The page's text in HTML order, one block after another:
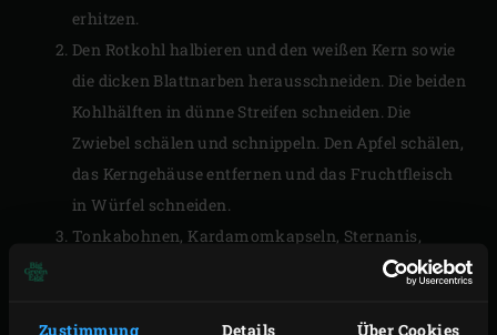
Zustimmung Details Über Cookies
erhitzen.
Den Rotkohl halbieren und den weißen Kern sowie
die dicken Blattnarben herausschneiden. Die beiden
Kohlhälften in dünne Streifen schneiden. Die
Zwiebel schälen und schnippeln. Den Apfel schälen,
das Kerngehäuse entfernen und das Fruchtfleisch
in Würfel schneiden.
Tonkabohnen, Kardamomkapseln, Sternanis,
Gewürznelken und Wacholderbeeren in ein
kleinen Säckchen binden (oder ein Tee-Ei